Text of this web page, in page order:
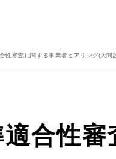
性審査に関する事業者ヒアリング(大
合性